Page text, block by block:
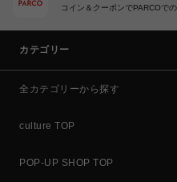
コイン＆クーポンでPARCOで
カテゴリー
全カテゴリーから探す
culture TOP
POP-UP SHOP TOP